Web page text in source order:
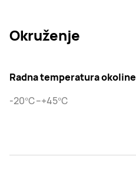
Okruženje
Radna temperatura okoline
-20℃–+45℃